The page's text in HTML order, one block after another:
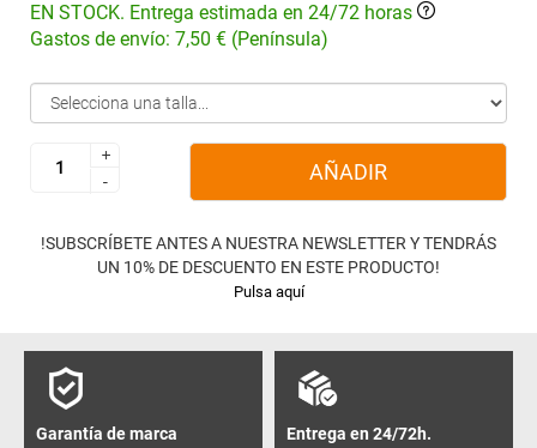
EN STOCK. Entrega estimada en 24/72 horas
Gastos de envío: 7,50 € (Península)
+
-
+
-
AÑADIR
!SUBSCRÍBETE ANTES A NUESTRA NEWSLETTER Y TENDRÁS
UN 10% DE DESCUENTO EN ESTE PRODUCTO!
Pulsa aquí
Garantía de marca
Entrega en 24/72h.